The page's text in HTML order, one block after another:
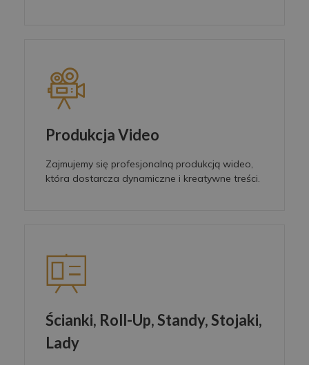
Produkcja Video
Zajmujemy się profesjonalną produkcją wideo,
która dostarcza dynamiczne i kreatywne treści.
Ścianki, Roll-Up, Standy, Stojaki,
Lady